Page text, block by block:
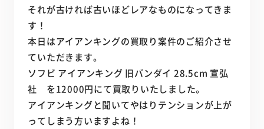
それが古ければ古いほどレアなものになってきま
す！
本日はアイアンキングの買取り案件のご紹介させ
ていただきます。
ソフビ アイアンキング 旧バンダイ 28.5cm 宣弘
社 を12000円にて買取りいたしました。
アイアンキングと聞いてやはりテンションが上が
ってしまう方いますよね！